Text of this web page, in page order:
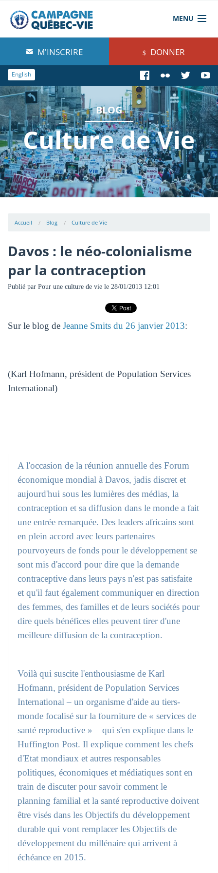
MENU
À propos de nous
Blog
Comprendre
Agir
Boutique
M'INSCRIRE DONNER
English
BLOG
Culture de Vie
Accueil Blog Culture de Vie
Davos : le néo-colonialisme
par la contraception
Publié par Pour une culture de viele 28/01/2013 12:01
Sur le blog de Jeanne Smits du 26 janvier 2013:
(Karl Hofmann, président de Population Services
International)
A l'occasion de la réunion annuelle des Forum
économique mondial à Davos, jadis discret et
aujourd'hui sous les lumières des médias, la
contraception et sa diffusion dans le monde a fait
une entrée remarquée. Des leaders africains sont
en plein accord avec leurs partenaires
pourvoyeurs de fonds pour le développement se
sont mis d'accord pour dire que la demande
contraceptive dans leurs pays n'est pas satisfaite
et qu'il faut également communiquer en direction
des femmes, des familles et de leurs sociétés pour
dire quels bénéfices elles peuvent tirer d'une
meilleure diffusion de la contraception.
Voilà qui suscite l'enthousiasme de Karl
Hofmann, président de Population Services
International – un organisme d'aide au tiers-
monde focalisé sur la fourniture de « services de
santé reproductive » – qui s'en explique dans le
Huffington Post. Il explique comment les chefs
d'Etat mondiaux et autres responsables
politiques, économiques et médiatiques sont en
train de discuter pour savoir comment le
planning familial et la santé reproductive doivent
être visés dans les Objectifs du développement
durable qui vont remplacer les Objectifs de
développement du millénaire qui arrivent à
échéance en 2015.